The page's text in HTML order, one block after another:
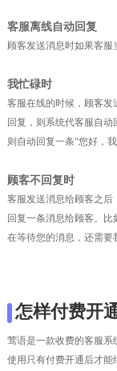
客服离线自动回复
顾客发送消息时如果客服
我忙碌时
客服在线的时候，顾客
回复，则系统代客服自
则自动回复一条“您好，
顾客不回复时
客服发送消息给顾客之后
回复一条消息给顾客。
在等待您的消息，还需要
怎样付费开
莺语是一款收费的客服
使用只有付费开通后才能